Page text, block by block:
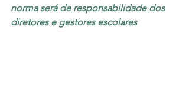
norma será de responsabilidade dos
diretores e gestores escolares